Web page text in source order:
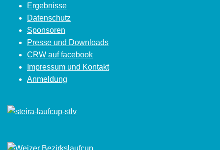
Ergebnisse
Datenschutz
Sponsoren
Presse und Downloads
CRW auf facebook
Impressum und Kontakt
Anmeldung